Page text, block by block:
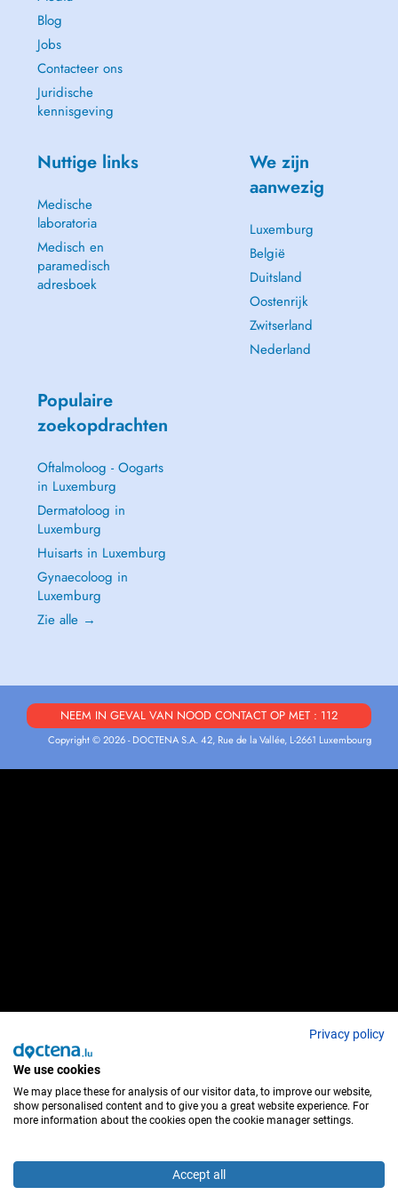
Blog
Jobs
Contacteer ons
Juridische
kennisgeving
Nuttige links
Medische
laboratoria
Medisch en
paramedisch
adresboek
We zijn
aanwezig
Luxemburg
België
Duitsland
Oostenrijk
Zwitserland
Nederland
Populaire
zoekopdrachten
Oftalmoloog - Oogarts
in Luxemburg
Dermatoloog in
Luxemburg
Huisarts in Luxemburg
Gynaecoloog in
Luxemburg
Zie alle →
NEEM IN GEVAL VAN NOOD CONTACT OP MET : 112
Copyright © 2026 - DOCTENA S.A. 42, Rue de la Vallée, L-2661 Luxembourg
Privacy policy
We use cookies
We may place these for analysis of our visitor data, to improve our website,
show personalised content and to give you a great website experience. For
more information about the cookies open the cookie manager settings.
Accept all